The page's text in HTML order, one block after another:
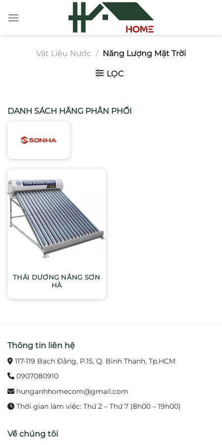
đến
Vật Liệu Nước / Năng Lượng Mặt Trời
LỌC
DANH SÁCH HÃNG PHÂN PHỐI
THÁI DƯƠNG NĂNG SƠN
HÀ
Thông tin liên hệ
117-119 Bạch Đằng, P.15, Q. Bình Thạnh, Tp.HCM
0907080910
hunganhhomecom@gmail.com
Thời gian làm việc: Thứ 2 – Thứ 7 (8h00 – 19h00)
Về chúng tôi